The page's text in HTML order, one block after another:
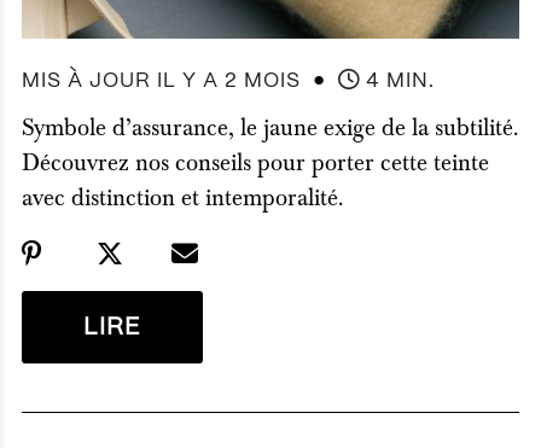
MIS À JOUR IL Y A 2 MOIS ● 4 MIN.
Symbole d’assurance, le jaune exige de la subtilité.
Découvrez nos conseils pour porter cette teinte
avec distinction et intemporalité.
LIRE